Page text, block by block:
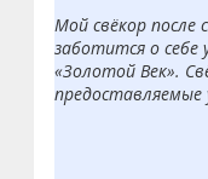
Мой свёкор после
заботится о
«Золотой Век».
предоставляемые